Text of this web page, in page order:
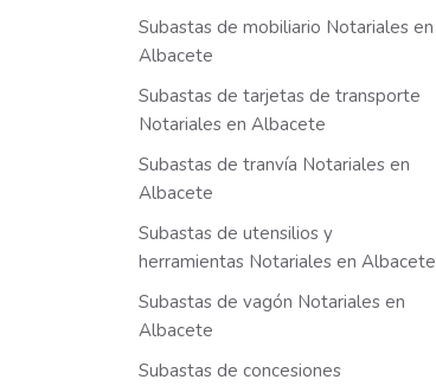
Subastas de mobiliario Notariales en
Albacete
Subastas de tarjetas de transporte
Notariales en Albacete
Subastas de tranvía Notariales en
Albacete
Subastas de utensilios y
herramientas Notariales en Albacete
Subastas de vagón Notariales en
Albacete
Subastas de concesiones